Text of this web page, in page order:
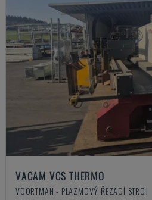
VACAM VCS THERMO
VOORTMAN - PLAZMOVÝ ŘEZACÍ STROJ